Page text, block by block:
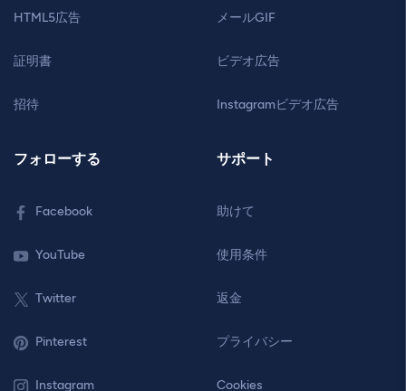
HTML5広告
証明書
招待
メールGIF
ビデオ広告
Instagramビデオ広告
フォローする
Facebook
YouTube
Twitter
Pinterest
Instagram
サポート
助けて
使用条件
返金
プライバシー
Cookies